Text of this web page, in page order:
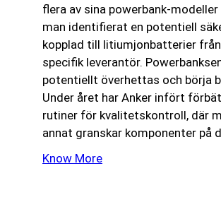
flera av sina powerbank-
man identifierat en potentiell
kopplad till litiumjonbatterier
specifik leverantör.
potentiellt överhettas och börja
Under året har Anker infört
rutiner för kvalitetskontroll, där
annat granskar komponenter på
Know More